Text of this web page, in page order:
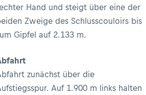
Hand und steigt über eine der
Zweige des Schlusscouloirs bis
Gipfel auf 2.133 m.
zunächst über die
Auf 1.900 m links halten